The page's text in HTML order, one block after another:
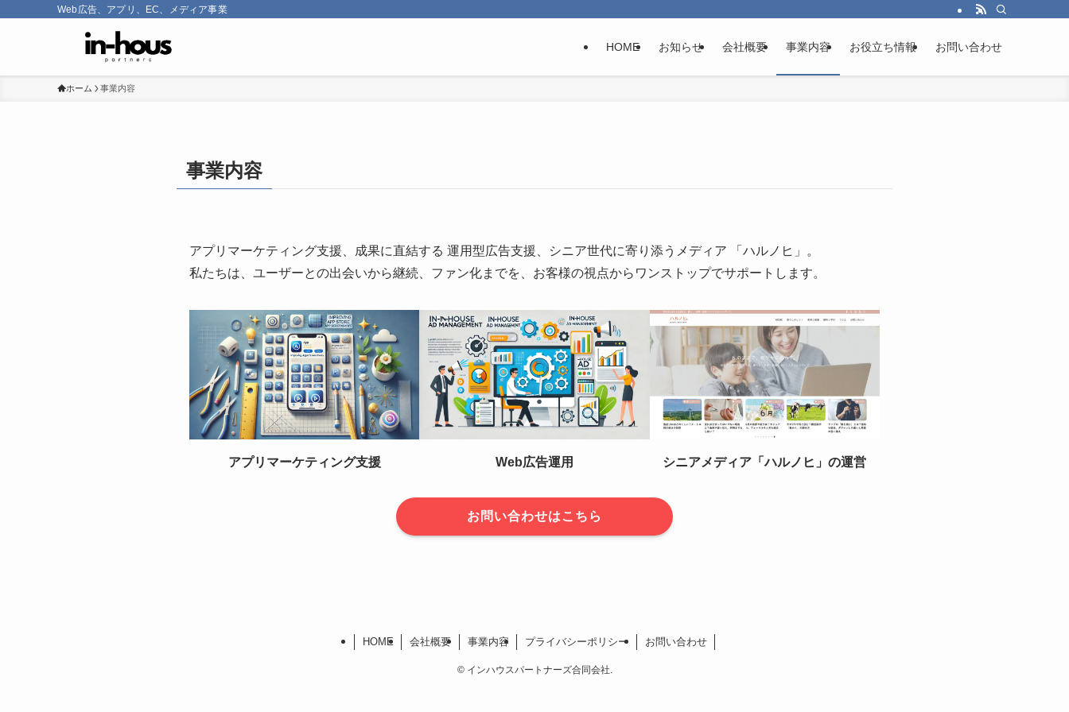
Web広告、アプリ、EC、メディア事業
HOME お知らせ 会社概要 事業内容 お役立ち情報 お問い合わせ
ホーム 事業内容
事業内容
アプリマーケティング支援、成果に直結する 運用型広告支援、シニア世代に寄り添うメディア 「ハルノヒ」。
私たちは、ユーザーとの出会いから継続、ファン化までを、お客様の視点からワンストップでサポートします。
アプリマーケティング支援 Web広告運用 シニアメディア「ハルノヒ」の運営
お問い合わせはこちら
HOME 会社概要 事業内容 プライバシーポリシー お問い合わせ
©インハウスパートナーズ合同会社.